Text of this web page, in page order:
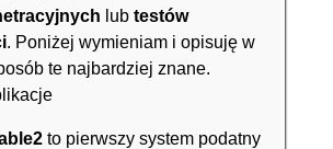
lub testów
. Poniżej wymieniam i opisuję w
te najbardziej znane.
to pierwszy system podatny